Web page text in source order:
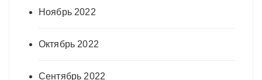
Ноябрь 2022
Октябрь 2022
Сентябрь 2022